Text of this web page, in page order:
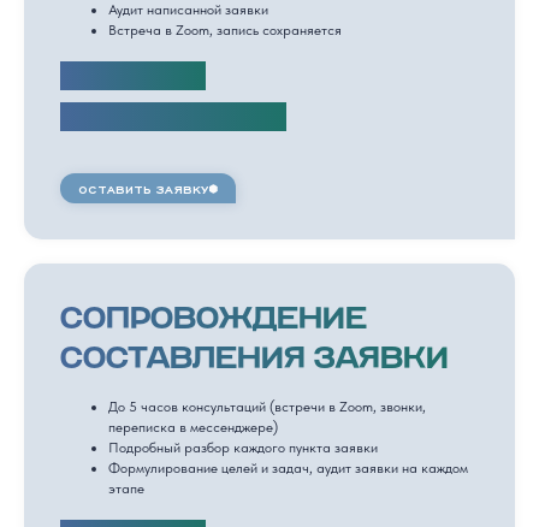
Аудит написанной заявки
Встреча в Zoom, запись сохраняется
ОСТАВИТЬ ЗАЯВКУ
СОПРОВОЖДЕНИЕ
СОСТАВЛЕНИЯ ЗАЯВКИ
До 5 часов консультаций (встречи в Zoom, звонки,
переписка в мессенджере)
Подробный разбор каждого пункта заявки
Формулирование целей и задач, аудит заявки на каждом
этапе